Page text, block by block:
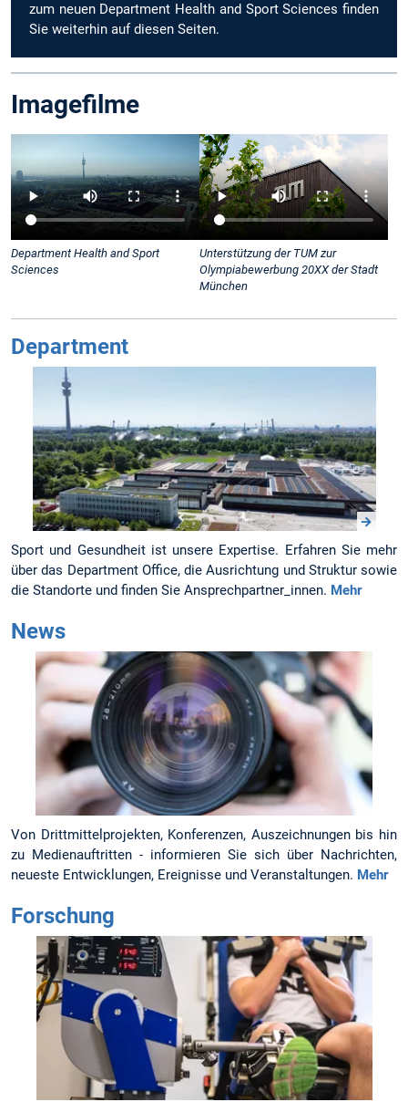
zum neuen Department Health and Sport Sciences finden
Sie weiterhin auf diesen Seiten.
Imagefilme
Department Health and Sport
Sciences
Unterstützung der TUM zur
Olympiabewerbung 20XX der Stadt
München
Department
Sport und Gesundheit ist unsere Expertise. Erfahren Sie mehr
über das Department Office, die Aus­richtung und Struktur sowie
die Stand­orte und finden Sie Ansprech­partner_innen. Mehr
News
Von Drittmittelprojekten, Konferenzen, Aus­zeich­nungen bis hin
zu Medien­auftritten - infor­mieren Sie sich über Nachrichten,
neueste Ent­wicklungen, Ereignisse und Ver­anstal­tungen. Mehr
Forschung